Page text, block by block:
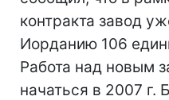
контракта завод
Иорданию 106
Работа над новым
начаться в 2007 г.